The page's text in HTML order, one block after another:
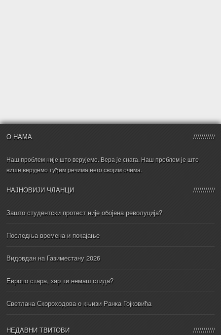
О НАМА
Наш проблем није што верујемо. Вера је снага. Наш проблем је што
више верујемо туђим речима него својим очима.
НАЈНОВИЈИ ЧЛАНЦИ
Зашто студентски протест није обојена револуција?
Последња времена и покајање
Видовдан на Газиместану 2026
Европо стара, зар ти немаш стида?
Светлана Скороходова о књизи Ранка Гојковића
НЕДАВНИ ТВИТОВИ